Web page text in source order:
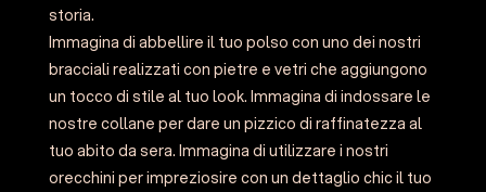
storia.
Immagina di abbellire il tuo polso con uno dei nostri
bracciali realizzati con pietre e vetri che aggiungono
un tocco di stile al tuo look. Immagina di indossare le
nostre collane per dare un pizzico di raffinatezza al
tuo abito da sera. Immagina di utilizzare i nostri
orecchini per impreziosire con un dettaglio chic il tuo